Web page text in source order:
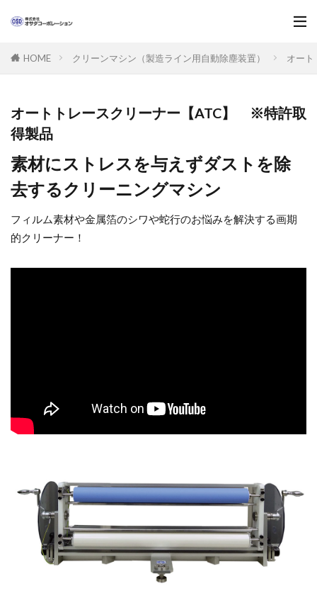
HOME クリーンマシン（製造ライン用自動除塵装置） オー
オートトレースクリーナー【ATC】 ※特許取
得製品
素材にストレスを与えずダストを除
去するクリーニングマシン
フィルム素材や金属箔のシワや蛇行のお悩みを解決する画期
的クリーナー！